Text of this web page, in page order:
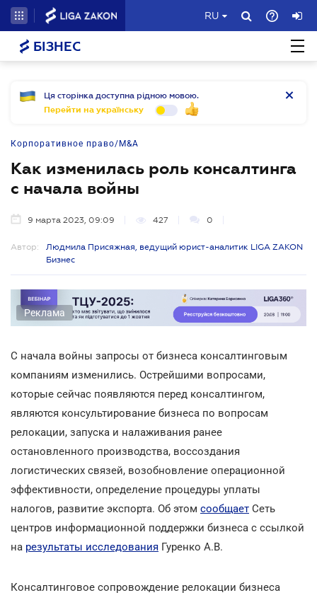
RU
БІЗНЕС
Ця сторінка доступна рідною мовою.
Перейти на українську
Корпоративное право/M&A
Как изменилась роль консалтинга
с начала войны
9 марта 2023, 09:09 427 0
Автор:
Людмила Присяжная, ведущий юрист-аналитик LIGA ZAKON
Бизнес
Реклама
С начала войны запросы от бизнеса консалтинговым
компаниям изменились. Острейшими вопросами,
которые сейчас появляются перед консалтингом,
являются консультирование бизнеса по вопросам
релокации, запуска и налаживания ранее
остановленного производства, воссоздания
логистических связей, возобновление операционной
эффективности, определение процедуры уплаты
налогов, развитие экспорта. Об этом сообщает Сеть
центров информационной поддержки бизнеса с ссылкой
на результаты исследования Гуренко А.В.
Консалтинговое сопровождение релокации бизнеса